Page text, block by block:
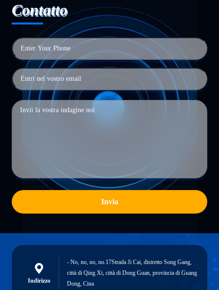
Contatto
Invia
Indirizzo
- No, no, no, no.17Strada Ji Cai, distretto Song Gang,
città di Qing Xi, città di Dong Guan, provincia di Guang
Dong, Cina